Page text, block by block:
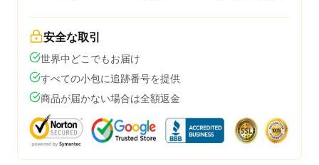
安全な取引
世界中どこでもお届け
すべての小包に追跡番号を提供
商品が届かない場合は全額返金